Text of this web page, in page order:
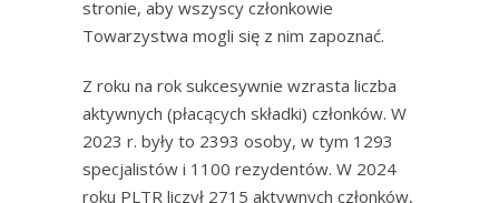
stronie, aby wszyscy członkowie
Towarzystwa mogli się z nim zapoznać.
Z roku na rok sukcesywnie wzrasta liczba
aktywnych (płacących składki) członków. W
2023 r. były to 2393 osoby, w tym 1293
specjalistów i 1100 rezydentów. W 2024
roku PLTR liczył 2715 aktywnych członków,